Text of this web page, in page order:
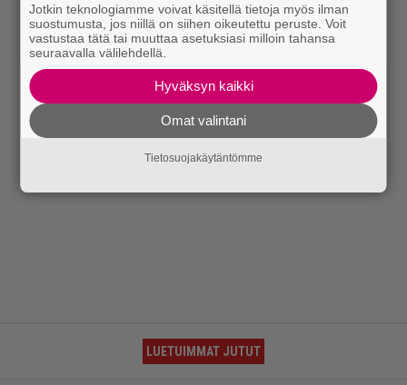
LUETUIMMAT JUTUT
Jotkin teknologiamme voivat käsitellä tietoja myös ilman
suostumusta, jos niillä on siihen oikeutettu peruste. Voit
vastustaa tätä tai muuttaa asetuksiasi milloin tahansa
seuraavalla välilehdellä.
Hyväksyn kaikki
Omat valintani
Tietosuojakäytäntömme